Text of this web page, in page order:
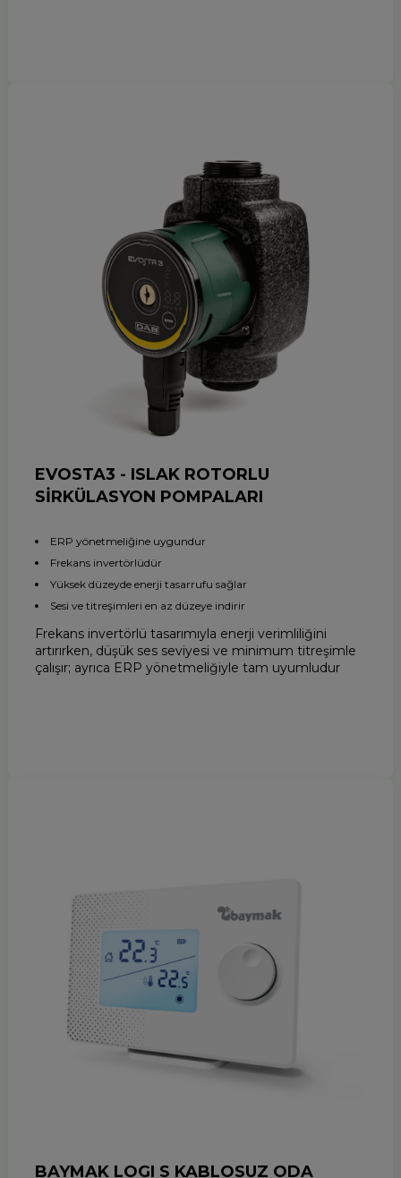
EVOSTA3 - ISLAK ROTORLU
SİRKÜLASYON POMPALARI
ERP yönetmeliğine uygundur
Frekans invertörlüdür
Yüksek düzeyde enerji tasarrufu sağlar
Sesi ve titreşimleri en az düzeye indirir
Frekans invertörlü tasarımıyla enerji verimliliğini
artırırken, düşük ses seviyesi ve minimum titreşimle
çalışır; ayrıca ERP yönetmeliğiyle tam uyumludur
BAYMAK LOGI S KABLOSUZ ODA